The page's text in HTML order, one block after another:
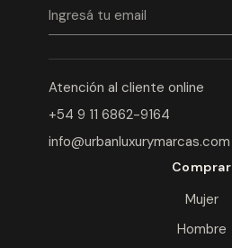
Comprar
Mujer
Hombre
Atención al cliente online
+54 9 11 6862-9164
info@urbanluxurymarcas.com